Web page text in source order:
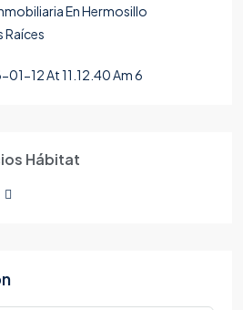
12 At 11.12.40 Am 6
Hábitat